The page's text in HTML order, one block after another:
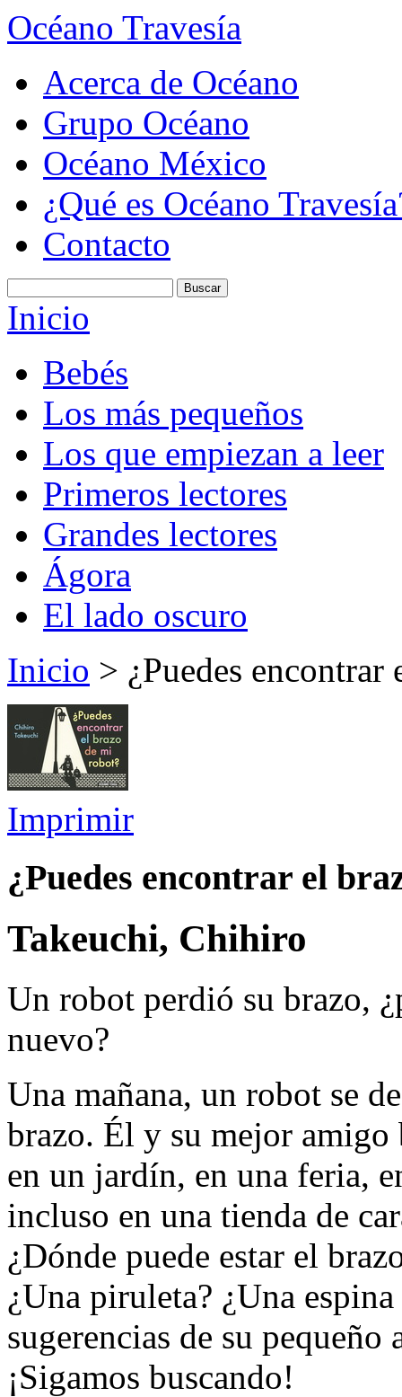
Océano Travesía
Acerca de Océano
Grupo Océano
Océano México
¿Qué es Océano
Contacto
Inicio
Bebés
Los más pequeños
Los que empiezan a leer
Primeros lectores
Grandes lectores
Ágora
El lado oscuro
Inicio > ¿Puedes
Imprimir
¿Puedes encontrar el
Takeuchi, Chihiro
Un robot perdió su brazo,
nuevo?
Una mañana, un robot se
brazo. Él y su mejor amigo
en un jardín, en una feria,
incluso en una tienda de
¿Dónde puede estar el
¿Una piruleta? ¿Una
sugerencias de su
¡Sigamos buscando!